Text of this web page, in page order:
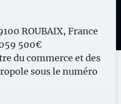
ROUBAIX, France
500€
du commerce et des
sous le numéro